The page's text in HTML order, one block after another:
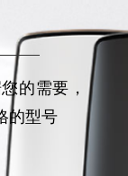
的需要，
的型号